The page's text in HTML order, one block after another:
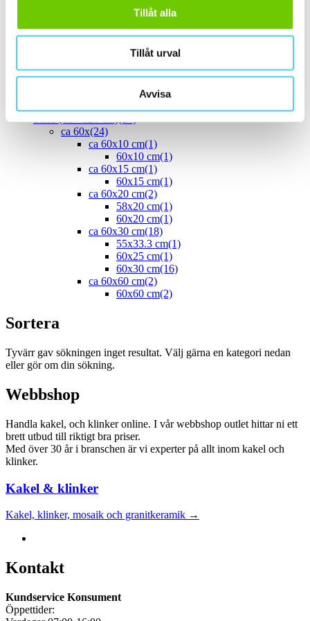
Tillåt alla
Tillåt urval
Avvisa
(2)
40x20 cm(1)
45x15 cm(1)
ca 50x(4)
(3)
ca 60x(24)
ca 60x10 cm(1)
60x10 cm(1)
ca 60x15 cm(1)
60x15 cm(1)
ca 60x20 cm(2)
58x20 cm(1)
60x20 cm(1)
ca 60x30 cm(18)
55x33.3 cm(1)
60x25 cm(1)
60x30 cm(16)
ca 60x60 cm(2)
60x60 cm(2)
Sortera
Tyvärr gav sökningen inget resultat. Välj gärna en kategori nedan
eller gör om din sökning.
Webbshop
Handla kakel, och klinker online. I vår webbshop outlet hittar ni ett
brett utbud till riktigt bra priser.
Med över 30 år i branschen är vi experter på allt inom kakel och
klinker.
Kakel & klinker
Kakel, klinker, mosaik och granitkeramik →
Kontakt
Kundservice Konsument
Öppettider: